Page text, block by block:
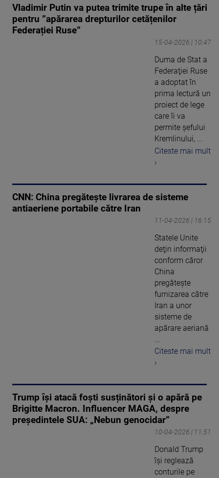
Vladimir Putin va putea trimite trupe în alte țări
pentru ”apărarea drepturilor cetățenilor
Federației Ruse”
15-04-2026 | 10:47
Duma de Stat a
Federaţiei Ruse
a adoptat în
prima lectură un
proiect de lege
care îi va
permite şefului
Kremlinului, ...
Citeste mai mult
›
CNN: China pregătește livrarea de sisteme
antiaeriene portabile către Iran
11-04-2026 | 16:15
Statele Unite
deţin informaţii
conform căror
China
pregăteşte
furnizarea către
Iran a unor
sisteme de
apărare aeriană
Citeste mai mult
›
Trump își atacă foști susținători și o apără pe
Brigitte Macron. Influencer MAGA, despre
președintele SUA: „Nebun genocidar”
10-04-2026 | 11:51
Donald Trump
îşi reglează
conturile pe